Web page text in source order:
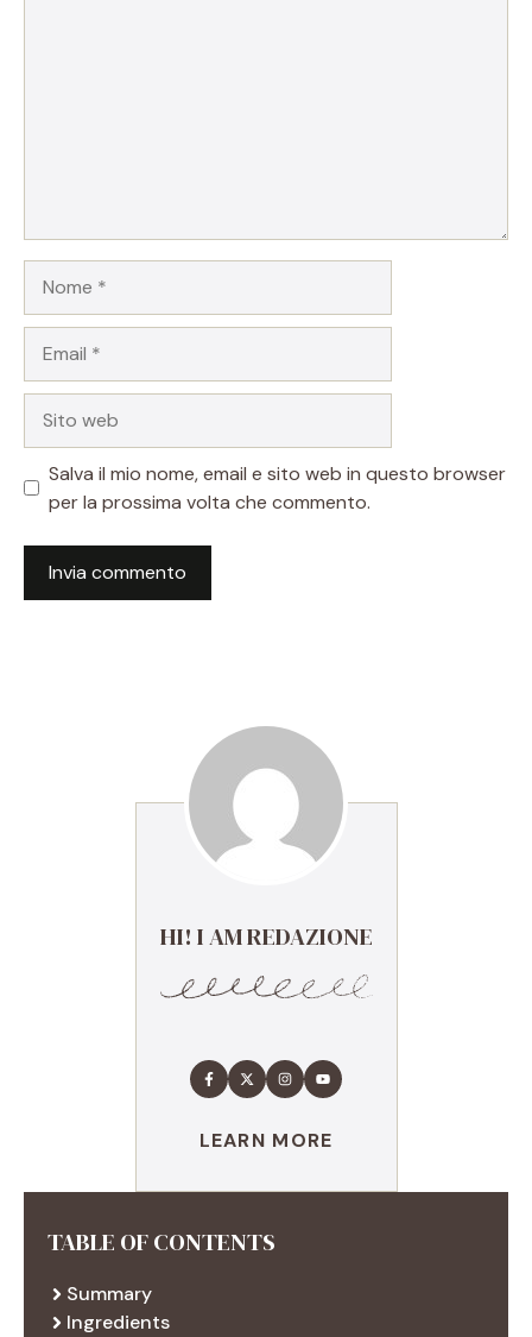
web
Salva il mio nome, email e sito web in questo browser
per la prossima volta che commento.
HI! I AM REDAZIONE
LEARN MORE
TABLE OF CONTENTS
Summary
Ingredients